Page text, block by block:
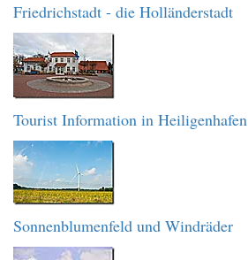
Friedrichstadt - die Holländerstadt
Tourist Information in Heiligenhafen
Sonnenblumenfeld und Windräder